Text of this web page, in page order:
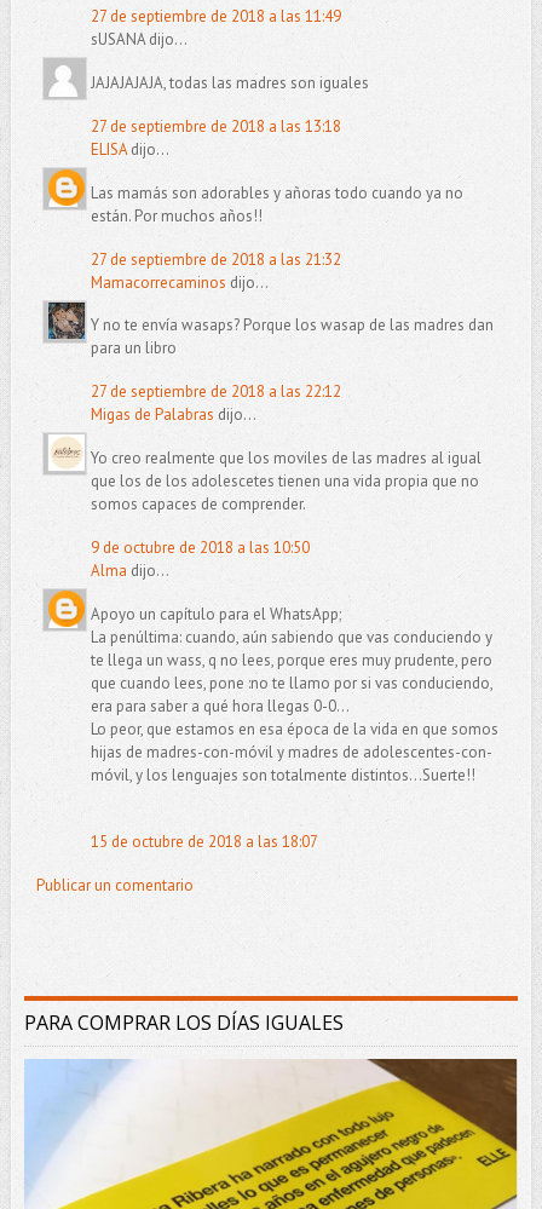
27 de septiembre de 2018 a las 11:49
sUSANA dijo...
JAJAJAJAJA, todas las madres son iguales
27 de septiembre de 2018 a las 13:18
ELISAdijo...
Las mamás son adorables y añoras todo cuando ya no
están. Por muchos años!!
27 de septiembre de 2018 a las 21:32
Mamacorrecaminos dijo...
Y no te envía wasaps? Porque los wasap de las madres dan
para un libro
27 de septiembre de 2018 a las 22:12
Migas de Palabras dijo...
Yo creo realmente que los moviles de las madres al igual
que los de los adolescetes tienen una vida propia que no
somos capaces de comprender.
9 de octubre de 2018 a las 10:50
Alma dijo...
Apoyo un capítulo para el WhatsApp;
La penúltima: cuando, aún sabiendo que vas conduciendo y
te llega un wass, q no lees, porque eres muy prudente, pero
que cuando lees, pone :no te llamo por si vas conduciendo,
era para saber a qué hora llegas 0-0...
Lo peor, que estamos en esa época de la vida en que somos
hijas de madres-con-móvil y madres de adolescentes-con-
móvil, y los lenguajes son totalmente distintos...Suerte!!
15 de octubre de 2018 a las 18:07
Publicar un comentario
PARA COMPRAR LOS DÍAS IGUALES